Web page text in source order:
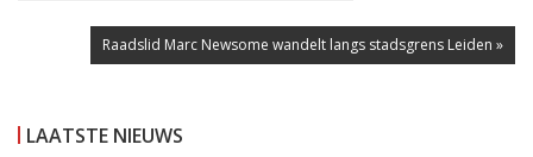
Raadslid Marc Newsome wandelt langs stadsgrens Leiden »
LAATSTE NIEUWS